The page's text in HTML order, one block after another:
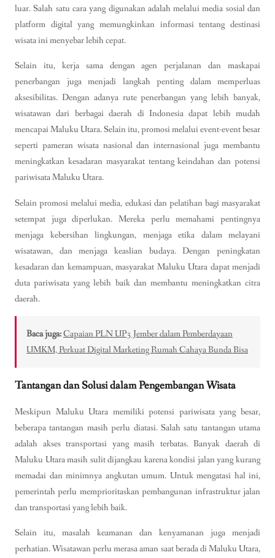
luar. Salah satu cara yang digunakan adalah melalui media sosial dan
platform digital yang memungkinkan informasi tentang destinasi
wisata ini menyebar lebih cepat.
Selain itu, kerja sama dengan agen perjalanan dan maskapai
penerbangan juga menjadi langkah penting dalam memperluas
aksesibilitas. Dengan adanya rute penerbangan yang lebih banyak,
wisatawan dari berbagai daerah di Indonesia dapat lebih mudah
mencapai Maluku Utara. Selain itu, promosi melalui event-event besar
seperti pameran wisata nasional dan internasional juga membantu
meningkatkan kesadaran masyarakat tentang keindahan dan potensi
pariwisata Maluku Utara.
Selain promosi melalui media, edukasi dan pelatihan bagi masyarakat
setempat juga diperlukan. Mereka perlu memahami pentingnya
menjaga kebersihan lingkungan, menjaga etika dalam melayani
wisatawan, dan menjaga keaslian budaya. Dengan peningkatan
kesadaran dan kemampuan, masyarakat Maluku Utara dapat menjadi
duta pariwisata yang lebih baik dan membantu meningkatkan citra
daerah.
Baca juga:Capaian PLN UP3 Jember dalam Pemberdayaan
UMKM, Perkuat Digital Marketing Rumah Cahaya Bunda Bisa
Tantangan dan Solusi dalam Pengembangan Wisata
Meskipun Maluku Utara memiliki potensi pariwisata yang besar,
beberapa tantangan masih perlu diatasi. Salah satu tantangan utama
adalah akses transportasi yang masih terbatas. Banyak daerah di
Maluku Utara masih sulit dijangkau karena kondisi jalan yang kurang
memadai dan minimnya angkutan umum. Untuk mengatasi hal ini,
pemerintah perlu memprioritaskan pembangunan infrastruktur jalan
dan transportasi yang lebih baik.
Selain itu, masalah keamanan dan kenyamanan juga menjadi
perhatian. Wisatawan perlu merasa aman saat berada di Maluku Utara,